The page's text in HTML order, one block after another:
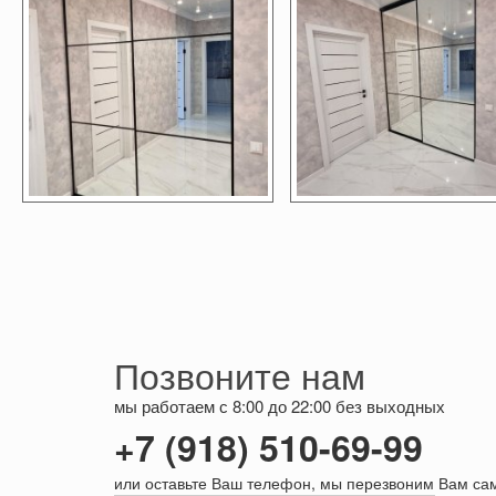
Позвоните нам
мы работаем с 8:00 до 22:00 без выходных
+7 (918) 510-69-99
или оставьте Ваш телефон, мы перезвоним Вам